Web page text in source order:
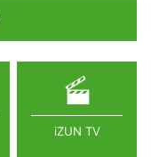
iZUN TV